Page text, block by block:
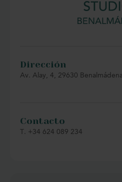
explorar otros destinos
Sol como Málaga,
Dirección
Av. Alay, 4, 29630
Contacto
T. +34 624 089 234